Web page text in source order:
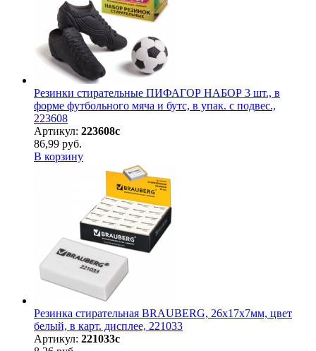
Резинки стирательные ПИФАГОР НАБОР 3 шт., в
форме футбольного мяча и бутс, в упак. с подвес.,
223608
Артикул: 223608с
86,99 руб.
В корзину
Резинка стирательная BRAUBERG, 26х17х7мм, цвет
белый, в карт. дисплее, 221033
Артикул: 221033с